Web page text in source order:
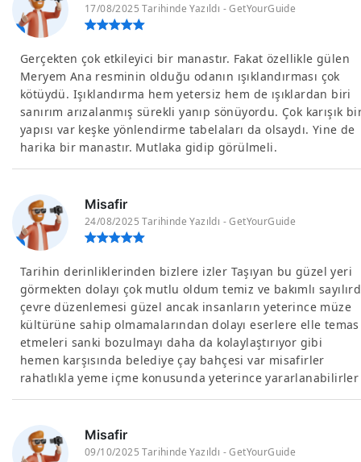
17/08/2025 Tarihinde Yazıldı - GetYourGuide
Gerçekten çok etkileyici bir manastır. Fakat özellikle gülen
Meryem Ana resminin olduğu odanın ışıklandırması çok
kötüydü. Işıklandırma hem yetersiz hem de ışıklardan biri
sanırım arızalanmış sürekli yanıp sönüyordu. Çok karışık
yapısı var keşke yönlendirme tabelaları da olsaydı. Yine de
harika bir manastır. Mutlaka gidip görülmeli.
Misafir
24/08/2025 Tarihinde Yazıldı - GetYourGuide
Tarihin derinliklerinden bizlere izler Taşıyan bu güzel yeri
görmekten dolayı çok mutlu oldum temiz ve bakımlı
çevre düzenlemesi güzel ancak insanların yeterince müze
kültürüne sahip olmamalarından dolayı eserlere elle temas
etmeleri sanki bozulmayı daha da kolaylaştırıyor gibi
hemen karşısında belediye çay bahçesi var misafirler
rahatlıkla yeme içme konusunda yeterince yararlanabilirler
Misafir
09/10/2025 Tarihinde Yazıldı - GetYourGuide